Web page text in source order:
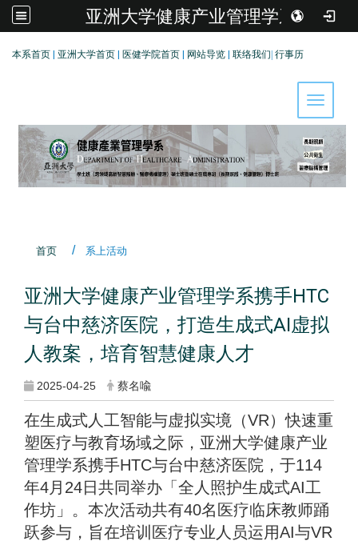
亚洲大学健康产业管理学系
本系首页 亚洲大学首页 医健学院首页 网站导览 联络我们 行事历
Toggle
首页 系上活动
亚洲大学健康产业管理学系携手HTC
与台中慈济医院，打造生成式AI虚拟
人教案，培育智慧健康人才
2025-04-25 蔡名喩
在生成式人工智能与虚拟实境（VR）快速重
塑医疗与教育场域之际，亚洲大学健康产业
管理学系携手HTC与台中慈济医院，于114
年4月24日共同举办「全人照护生成式AI工
作坊」。本次活动共有40名医疗临床教师踊
跃参与，旨在培训医疗专业人员运用AI与VR